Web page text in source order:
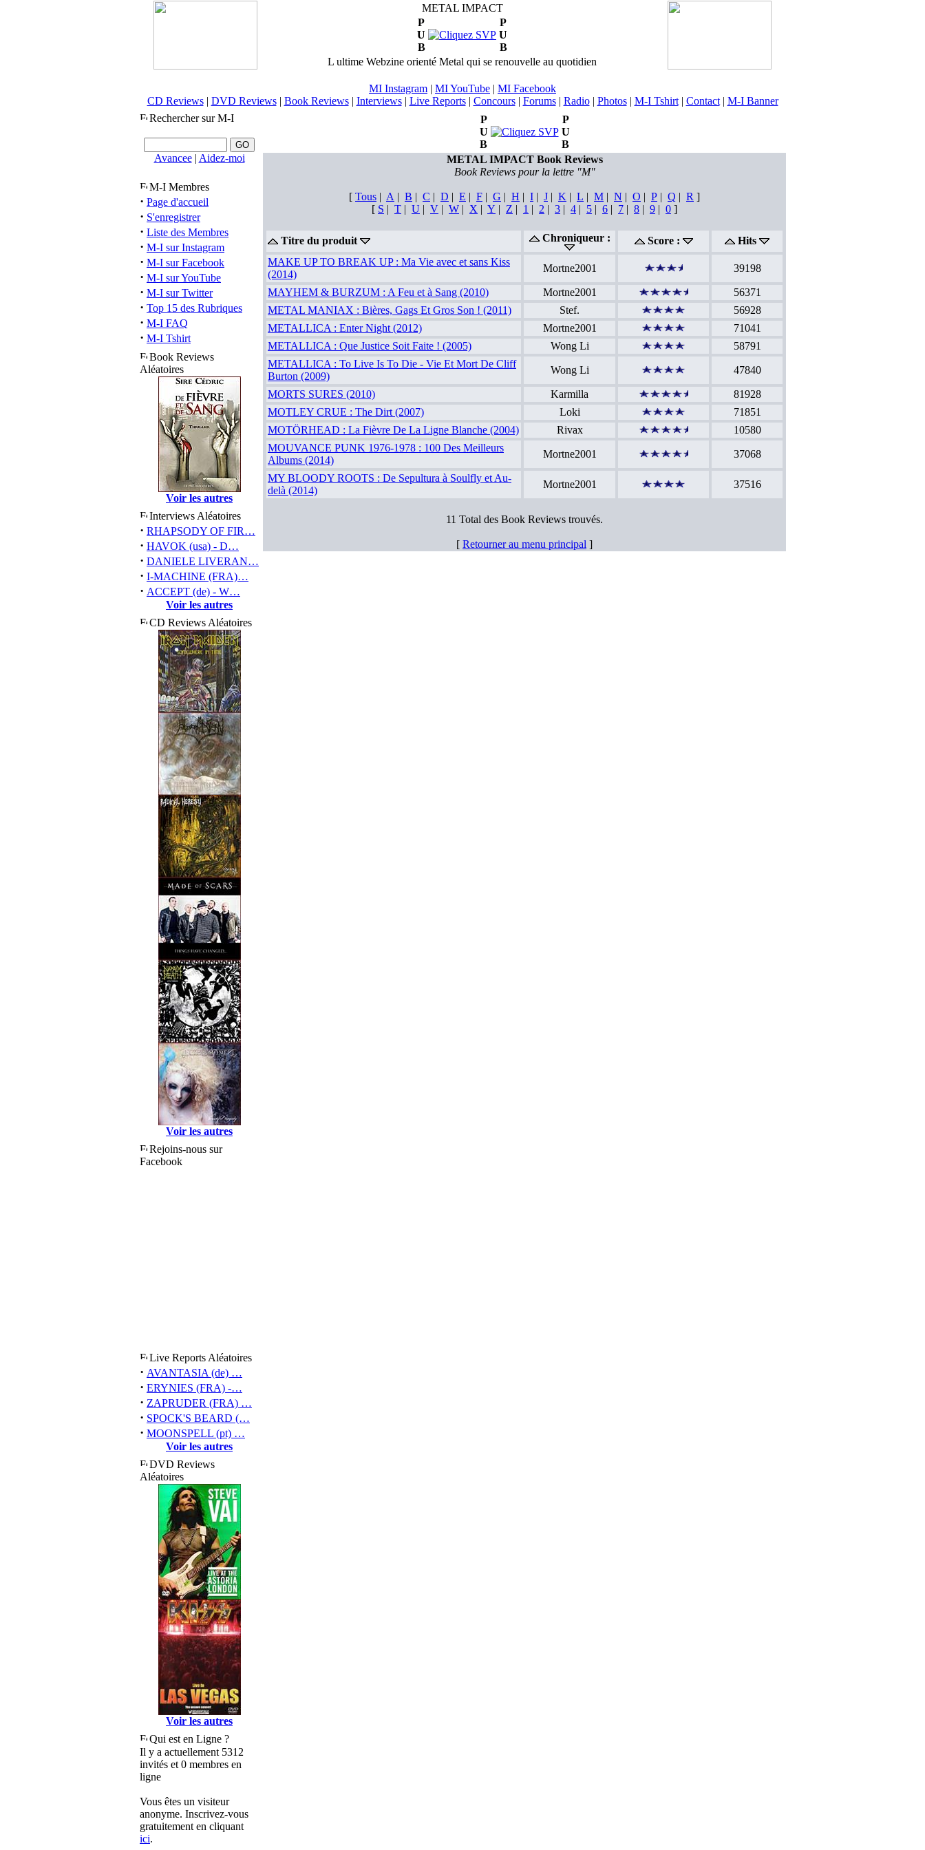
METAL IMPACT
P
U
B
P
U
B
L ultime Webzine orienté Metal qui se renouvelle au quotidien
MI Instagram | MI YouTube | MI Facebook
CD Reviews| DVD Reviews| Book Reviews| Interviews| Live Reports| Concours| Forums| Radio| Photos| M-I Tshirt| Contact| M-I Banner
Rechercher sur M-I
Avancee| Aidez-moi
M-I Membres
· Page d'accueil
· S'enregistrer
· Liste des Membres
· M-I sur Instagram
· M-I sur Facebook
· M-I sur YouTube
· M-I sur Twitter
· Top 15 des Rubriques
· M-I FAQ
· M-I Tshirt
Book Reviews
Aléatoires
Voir les autres
Interviews Aléatoires
· RHAPSODY OF FIR…
· HAVOK (usa) - D…
· DANIELE LIVERAN…
· I-MACHINE (FRA)…
· ACCEPT (de) - W…
Voir les autres
CD Reviews Aléatoires
Voir les autres
Rejoins-nous sur
Facebook
Live Reports Aléatoires
· AVANTASIA (de) …
· ERYNIES (FRA) -…
· ZAPRUDER (FRA) …
· SPOCK'S BEARD (…
· MOONSPELL (pt) …
Voir les autres
DVD Reviews
Aléatoires
Voir les autres
Qui est en Ligne ?
Il y a actuellement 5312
invités et 0 membres en
ligne
Vous êtes un visiteur
anonyme. Inscrivez-vous
gratuitement en cliquant
ici.
P
U
B
P
U
B
METAL IMPACT Book Reviews
Book Reviews pour la lettre "M"
[ Tous | A | B | C | D | E | F | G | H | I | J | K | L | M | N | O | P | Q | R ]
[ S | T | U | V | W | X | Y | Z | 1 | 2 | 3 | 4 | 5 | 6 | 7 | 8 | 9 | 0 ]
Titre du produit Chroniqueur : Score :
Hits
MAKE UP TO BREAK UP : Ma Vie avec et sans Kiss
(2014)
Mortne2001 39198
MAYHEM & BURZUM : A Feu et à Sang (2010) Mortne2001
56371
METAL MANIAX : Bières, Gags Et Gros Son ! (2011)
Stef.
56928
METALLICA : Enter Night (2012)
Mortne2001
71041
METALLICA : Que Justice Soit Faite ! (2005)
Wong Li
58791
METALLICA : To Live Is To Die - Vie Et Mort De Cliff
Burton (2009)
Wong Li 47840
MORTS SURES (2010) Karmilla
81928
MOTLEY CRUE : The Dirt (2007)
Loki
71851
MOTÖRHEAD : La Fièvre De La Ligne Blanche (2004)
Rivax
10580
MOUVANCE PUNK 1976-1978 : 100 Des Meilleurs
Albums (2014)
Mortne2001 37068
MY BLOODY ROOTS : De Sepultura à Soulfly et Au-
delà (2014)
Mortne2001 37516
11 Total des Book Reviews trouvés.
[ Retourner au menu principal ]